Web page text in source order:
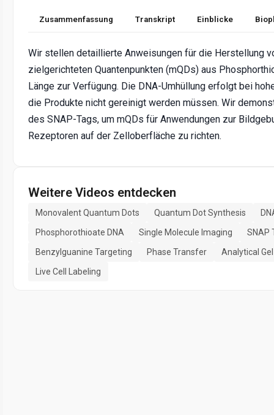
Zusammenfassung Transkript Einblicke
Wir stellen detaillierte Anweisungen für die Herstellung
zielgerichteten Quantenpunkten (mQDs) aus
Länge zur Verfügung. Die DNA-Umhüllung erfolgt bei
die Produkte nicht gereinigt werden müssen. Wir
des SNAP-Tags, um mQDs für Anwendungen zur
Rezeptoren auf der Zelloberfläche zu richten.
Weitere Videos entdecken
Monovalent Quantum Dots Quantum Dot Synthesis
Phosphorothioate DNA
Single Molecule Imaging
SNAP
Benzylguanine Targeting
Phase Transfer
Analytical
Live Cell Labeling